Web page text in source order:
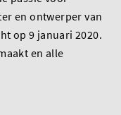
en ontwerper van
op 9 januari 2020.
en alle